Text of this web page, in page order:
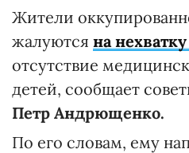
Жители
жалуются на
отсутствие
детей, сообщает
Петр Андрющенко.
По его словам, ему